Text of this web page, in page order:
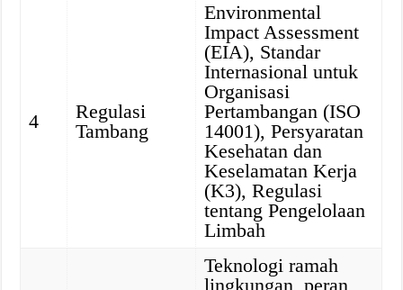
4
Regulasi
Tambang
Environmental
Impact Assessment
(EIA), Standar
Internasional untuk
Organisasi
Pertambangan (ISO
14001), Persyaratan
Kesehatan dan
Keselamatan Kerja
(K3), Regulasi
tentang Pengelolaan
Limbah
Teknologi ramah
lingkungan, peran